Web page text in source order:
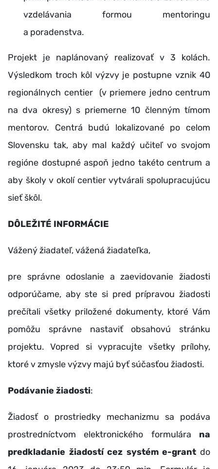
vzdelávania formou mentoringu
a poradenstva.
Projekt je naplánovaný realizovať v 3 kolách.
Výsledkom troch kôl výzvy je postupne vznik 40
regionálnych centier (v priemere jedno centrum
na dva okresy) s priemerne 10 členným tímom
mentorov. Centrá budú lokalizované po celom
Slovensku tak, aby mal každý učiteľ vo svojom
regióne dostupné aspoň jedno takéto centrum a
aby školy v okolí centier vytvárali spolupracujúcu
sieť škôl.
DÔLEŽITÉ INFORMÁCIE
Vážený žiadateľ, vážená žiadateľka,
pre správne odoslanie a zaevidovanie žiadosti
odporúčame, aby ste si pred prípravou žiadosti
prečítali všetky priložené dokumenty, ktoré Vám
pomôžu správne nastaviť obsahovú stránku
projektu. Vopred si vypracujte všetky prílohy,
ktoré v zmysle výzvy majú byť súčasťou žiadosti.
Podávanie žiadosti:
Žiadosť o prostriedky mechanizmu sa podáva
prostredníctvom elektronického formulára na
predkladanie žiadostí cez systém e-grant do